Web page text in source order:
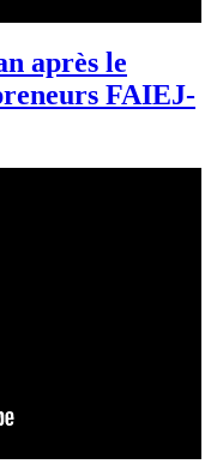
après le
FAIEJ-